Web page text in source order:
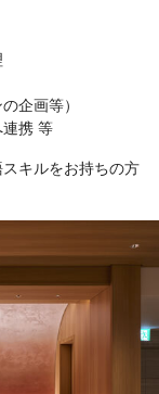
企画等）
連携 等
キルをお持ちの方